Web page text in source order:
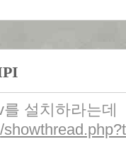
설치하라는데